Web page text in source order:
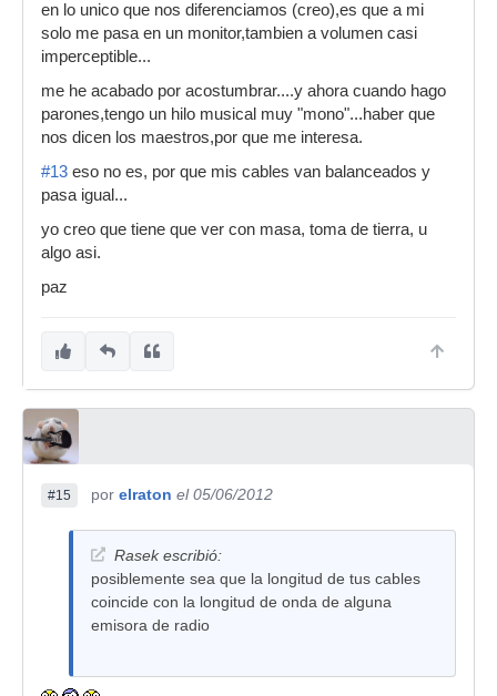
en lo unico que nos diferenciamos (creo),es que a mi
solo me pasa en un monitor,tambien a volumen casi
imperceptible...
me he acabado por acostumbrar....y ahora cuando hago
parones,tengo un hilo musical muy "mono"...haber que
nos dicen los maestros,por que me interesa.
#13 eso no es, por que mis cables van balanceados y
pasa igual...
yo creo que tiene que ver con masa, toma de tierra, u
algo asi.
paz
#15 por elraton el 05/06/2012
Rasek escribió:
posiblemente sea que la longitud de tus cables
coincide con la longitud de onda de alguna
emisora de radio